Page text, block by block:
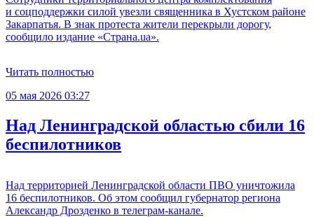
и соцподдержки силой увезли священника в Хустском районе
Закарпатья. В знак протеста жители перекрыли дорогу,
сообщило издание «Страна.ua».
Читать полностью
05 мая 2026 03:27
Над Ленинградской областью сбили 16
беспилотников
Над территорией Ленинградской области ПВО уничтожила
16 беспилотников. Об этом сообщил губернатор региона
Александр Дрозденко в телеграм-канале.